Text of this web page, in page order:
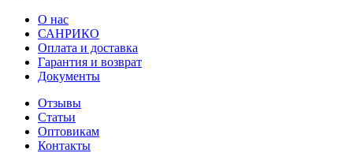
О нас
САНРИКО
Оплата и доставка
Гарантия и возврат
Документы
Отзывы
Статьи
Оптовикам
Контакты